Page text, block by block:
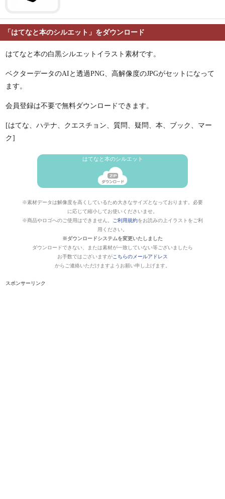
「はてなと本のシルエット」をダウンロード
はてなと本の白黒シルエットイラスト素材です。
ベクターデータのAIと透過PNG、高解像度のJPGがセットになって
ます。
会員登録は不要で無料ダウンロードできます。
[はてな、ハテナ、クエスチョン、質問、疑問、本、ブック、マー
ク]
はてなと本のシルエット
※素材データは解像度を高くしているため大きなサイズとなっております。必要
に応じて縮小してお使いくださいませ。
※商品やロゴへのご使用はできません。
ご利用規約をお読みの上イラストをご利
用ください。
※ダウンロードシステムを変更いたしました
ダウンロードできない、または素材が一致していない等ございましたら
お手数ではございますがこちらのメールアドレス
からご連絡いただけますようお願い申し上げます。
スポンサーリンク